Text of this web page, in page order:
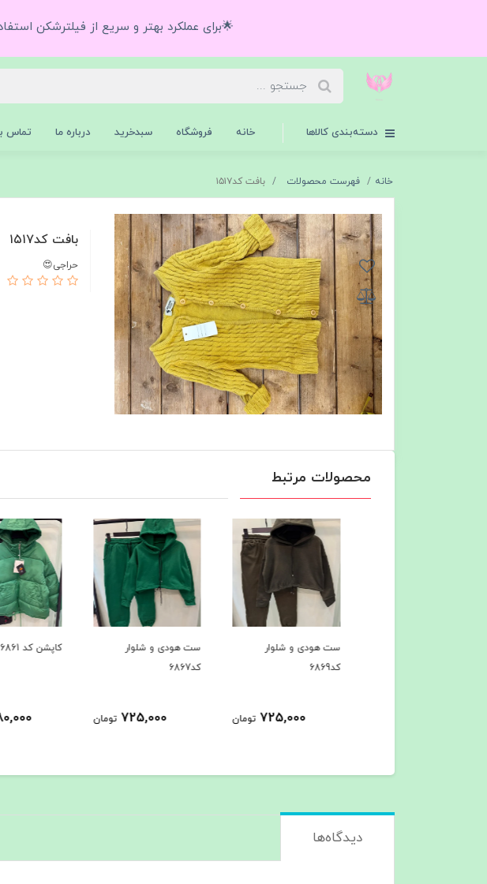
🌟برای عملکرد بهتر و سریع از فیلترشکن
دسته‌بندی کالاها خانه فروشگاه سبدخرید درباره ما تماس
خانه فهرست محصولات بافت كد١٥١٧
بافت كد١٥١٧
حراجی😍
محصولات مرتبط
ست هودی و شلوار
725,000 تومان
ست هودی و شلوار
725,000 تومان
کاپشن کد 6861
1,280,000
دیدگاه‌ها